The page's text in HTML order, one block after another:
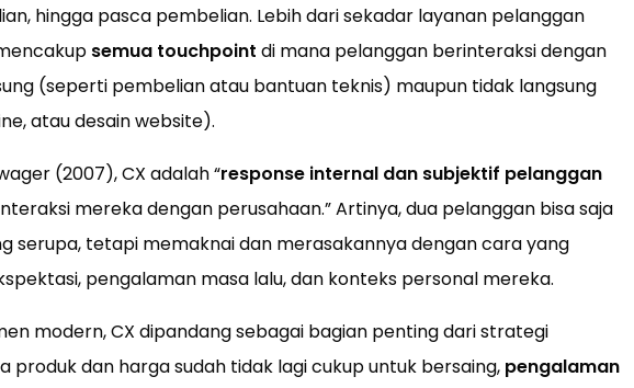
hingga pasca pembelian. Lebih dari sekadar layanan pelanggan
semua touchpoint di mana pelanggan berinteraksi dengan
(seperti pembelian atau bantuan teknis) maupun tidak langsung
atau desain website).
(2007), CX adalah “response internal dan subjektif pelanggan
mereka dengan perusahaan.” Artinya, dua pelanggan bisa saja
serupa, tetapi memaknai dan merasakannya dengan cara yang
pengalaman masa lalu, dan konteks personal mereka.
modern, CX dipandang sebagai bagian penting dari strategi
produk dan harga sudah tidak lagi cukup untuk bersaing, pengalaman